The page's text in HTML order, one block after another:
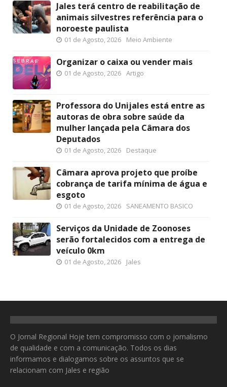
Jales terá centro de reabilitação de
animais silvestres referência para o
noroeste paulista
01 de Agosto, 2026 Meio Ambiente
Organizar o caixa ou vender mais
01 de Agosto, 2026 Artigo
Professora do Unijales está entre as
autoras de obra sobre saúde da
mulher lançada pela Câmara dos
Deputados
01 de Agosto, 2026 Destaque
Câmara aprova projeto que proíbe
cobrança de tarifa mínima de água e
esgoto
01 de Agosto, 2026 SANEAMENTO BASICO
Serviços da Unidade de Zoonoses
serão fortalecidos com a entrega de
veículo 0km
01 de Agosto, 2026 Jales
O Jornal Regional Hoje tem compromisso com o jornalismo
de qualidade e com a comunicação. Todos os dias
informamos e dialogamos sobre os assuntos que se
relacionam com Jales e região